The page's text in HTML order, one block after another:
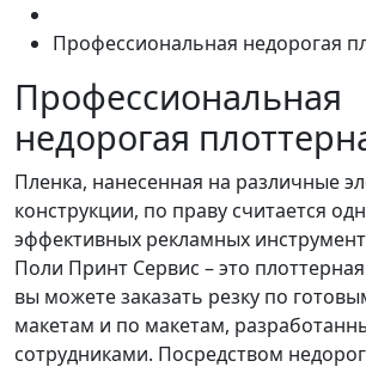
Профессиональная недорогая
Профессиональная
недорогая
Пленка, нанесенная на различные
конструкции, по праву считается
эффективных рекламных
Поли Принт Сервис – это
вы можете заказать резку по
макетам и по макетам,
сотрудниками. Посредством